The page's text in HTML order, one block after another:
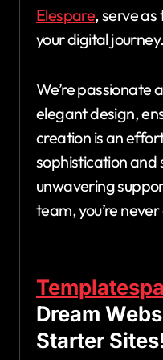
Elespare, serve as
your digital journey.
We’re passionate
elegant design,
creation is an
sophistication and
unwavering
team, you’re
Dream
Starter